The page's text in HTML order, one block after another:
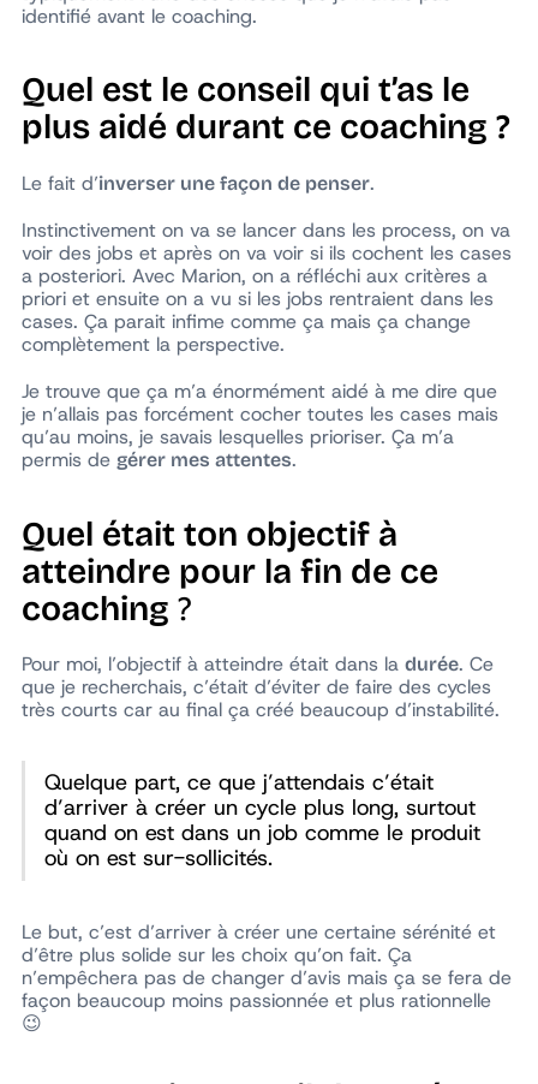
identifié avant le coaching.
Quel est le conseil qui t’as le
plus aidé durant ce coaching ?
Le fait d’inverser une façon de penser.
Instinctivement on va se lancer dans les process, on va
voir des jobs et après on va voir si ils cochent les cases
a posteriori. Avec Marion, on a réfléchi aux critères a
priori et ensuite on a vu si les jobs rentraient dans les
cases. Ça parait infime comme ça mais ça change
complètement la perspective.
Je trouve que ça m’a énormément aidé à me dire que
je n’allais pas forcément cocher toutes les cases mais
qu’au moins, je savais lesquelles prioriser. Ça m’a
permis de gérer mes attentes.
Quel était ton objectif à
atteindre pour la fin de ce
coaching ?
Pour moi, l’objectif à atteindre était dans la durée. Ce
que je recherchais, c’était d’éviter de faire des cycles
très courts car au final ça créé beaucoup d’instabilité.
Quelque part, ce que j’attendais c’était
d’arriver à créer un cycle plus long, surtout
quand on est dans un job comme le produit
où on est sur-sollicités.
Le but, c’est d’arriver à créer une certaine sérénité et
d’être plus solide sur les choix qu’on fait. Ça
n’empêchera pas de changer d’avis mais ça se fera de
façon beaucoup moins passionnée et plus rationnelle
😉